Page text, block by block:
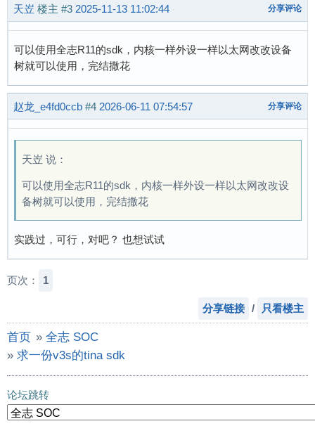
天岦 楼主 #3 2025-11-13 11:02:44 分享评论
可以使用全志R11的sdk，内核一样外设一样以太网改改设备
树就可以使用，完结撒花
赵龙_e4fd0ccb #4 2026-06-11 07:54:57 分享评论
天岦 说：
可以使用全志R11的sdk，内核一样外设一样以太网改改设
备树就可以使用，完结撒花
实践过，可行，对吧？ 也想试试
页次： 1
分享链接 / 只看楼主
首页 » 全志 SOC
» 求一份v3s的tina sdk
论坛跳转